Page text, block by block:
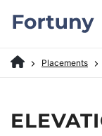
Placements